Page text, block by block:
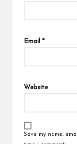
Email *
Website
Save my name,